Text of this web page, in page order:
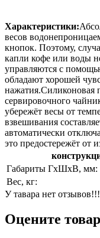
Характеристики:
весов
кнопок. Поэтому,
капли кофе или воды
управляются с
обладают хорошей
нажатия.Силиконовая
сервировочного
убережёт весы от
взвешивания
автоматически
это предостережёт от
Габариты ГхШхВ, мм:
Вес, кг:
У тавара нет отзывов!!!
Оцените товар